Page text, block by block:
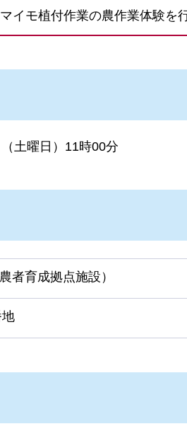
イモ植付作業の農作業体験を
土曜日）11時00分
者育成拠点施設）